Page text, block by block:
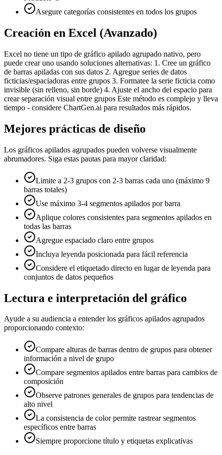
Asegure categorías consistentes en todos los grupos
Creación en Excel (Avanzado)
Excel no tiene un tipo de gráfico apilado agrupado nativo, pero
puede crear uno usando soluciones alternativas: 1. Cree un gráfico
de barras apiladas con sus datos 2. Agregue series de datos
ficticias/espaciadoras entre grupos 3. Formatee la serie ficticia como
invisible (sin relleno, sin borde) 4. Ajuste el ancho del espacio para
crear separación visual entre grupos Este método es complejo y lleva
tiempo - considere ChartGen.ai para resultados más rápidos.
Mejores prácticas de diseño
Los gráficos apilados agrupados pueden volverse visualmente
abrumadores. Siga estas pautas para mayor claridad:
Limite a 2-3 grupos con 2-3 barras cada uno (máximo 9
barras totales)
Use máximo 3-4 segmentos apilados por barra
Aplique colores consistentes para segmentos apilados en
todas las barras
Agregue espaciado claro entre grupos
Incluya leyenda posicionada para fácil referencia
Considere el etiquetado directo en lugar de leyenda para
conjuntos de datos pequeños
Lectura e interpretación del gráfico
Ayude a su audiencia a entender los gráficos apilados agrupados
proporcionando contexto:
Compare alturas de barras dentro de grupos para obtener
información a nivel de grupo
Compare segmentos apilados entre barras para cambios de
composición
Observe patrones generales de grupos para tendencias de
alto nivel
La consistencia de color permite rastrear segmentos
específicos entre barras
Siempre proporcione título y etiquetas explicativas